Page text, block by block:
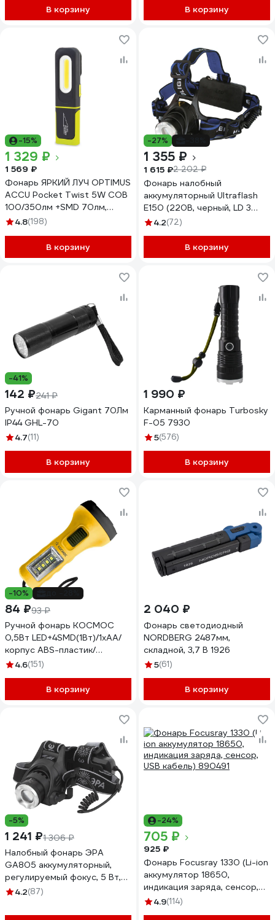
В корзину
Б0058231В корзину
-15%
1 329 ₽
1 569 ₽
Фонарь ЯРКИЙ ЛУЧ OPTIMUS
ACCU Pocket Twist 5W COB
100/350лм +SMD 70лм,
крюк/магнит, Li-Ion 1200mA
4.8(198)
В корзину
-27%
1 355 ₽
1 615 ₽2 202 ₽
Фонарь налобный
аккумуляторный Ultraflash
E150 (220В, черный, LD 3
Ватт, фокус, 2 ак 3 реж,
4.2(72)
В корзину
-41%
142 ₽241 ₽
Ручной фонарь Gigant 70Лм
IP44 GHL-70
4.7(11)
В корзину
1 990 ₽
Карманный фонарь Turbosky
F-05 7930
5(576)
В корзину
-10%
84 ₽93 ₽
Ручной фонарь КОСМОС
0,5Вт LED+4SMD(1Вт)/1xAA/
корпус ABS-пластик/
ремешок ручной, KOC119B
4.6(151)
В корзину
2 040 ₽
Фонарь светодиодный
NORDBERG 2487мм,
складной, 3,7 В 1926
5(61)
В корзину
-5%
1 241 ₽1 306 ₽
Налобный фонарь ЭРА
GA805 аккумуляторный,
регулируемый фокус, 5 Вт,
CREE Б0039625
4.2(87)
-24%
705 ₽
925 ₽
Фонарь Focusray 1330 (Li-ion
аккумулятор 18650,
индикация заряда, сенсор,
USB кабель) 890491
4.9(114)